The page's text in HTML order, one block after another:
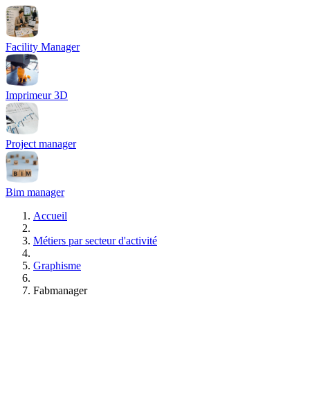
Facility Manager
Imprimeur 3D
Project manager
Bim manager
Accueil
Métiers par secteur d'activité
Graphisme
Fabmanager